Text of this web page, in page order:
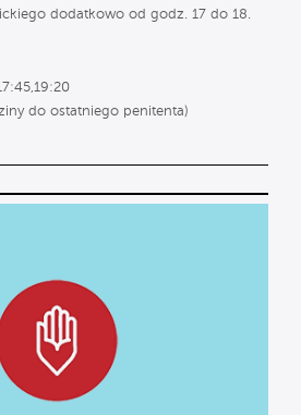
dodatkowo od godz. 17 do 18.
do ostatniego penitenta)